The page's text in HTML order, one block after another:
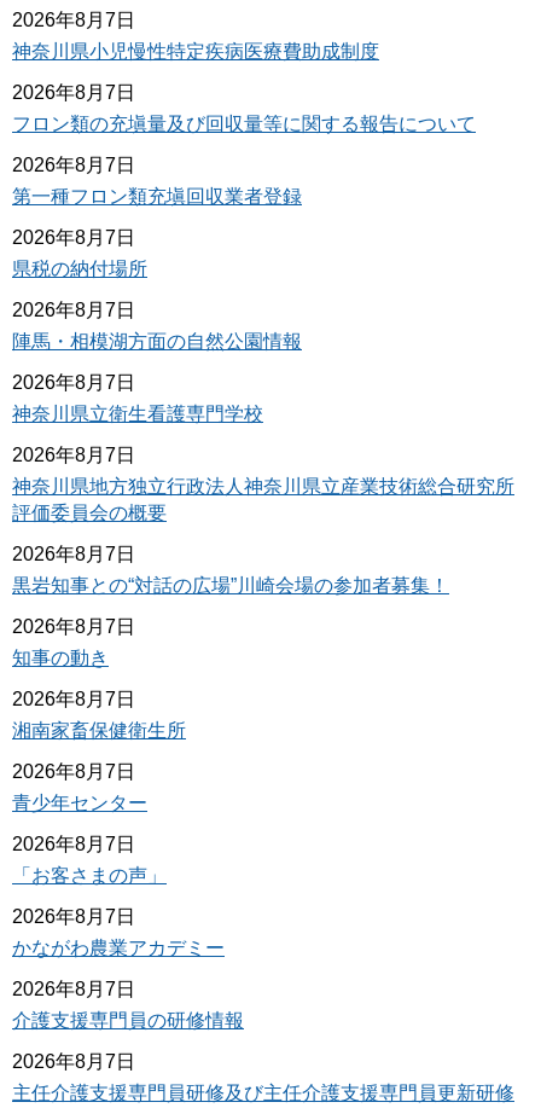
2026年8月7日
神奈川県小児慢性特定疾病医療費助成制度
2026年8月7日
フロン類の充塡量及び回収量等に関する報告について
2026年8月7日
第一種フロン類充塡回収業者登録
2026年8月7日
県税の納付場所
2026年8月7日
陣馬・相模湖方面の自然公園情報
2026年8月7日
神奈川県立衛生看護専門学校
2026年8月7日
神奈川県地方独立行政法人神奈川県立産業技術総合研究所
評価委員会の概要
2026年8月7日
黒岩知事との“対話の広場”川崎会場の参加者募集！
2026年8月7日
知事の動き
2026年8月7日
湘南家畜保健衛生所
2026年8月7日
青少年センター
2026年8月7日
「お客さまの声」
2026年8月7日
かながわ農業アカデミー
2026年8月7日
介護支援専門員の研修情報
2026年8月7日
主任介護支援専門員研修及び主任介護支援専門員更新研修